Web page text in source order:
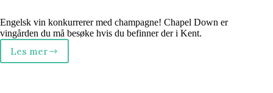
Engelsk vin konkurrerer med champagne! Chapel Down er
vingården du må besøke hvis du befinner der i Kent.
Les merVingårdbesøk